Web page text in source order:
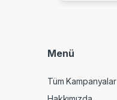
Menü
Tüm Kampanyalar